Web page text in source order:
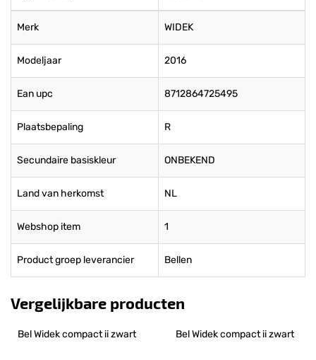
Merk WIDEK
Modeljaar 2016
Ean upc 8712864725495
Plaatsbepaling R
Secundaire basiskleur ONBEKEND
Land van herkomst NL
Webshop item 1
Product groep leverancier Bellen
Vergelijkbare producten
Bel Widek compact ii zwart Bel Widek compact ii zwart